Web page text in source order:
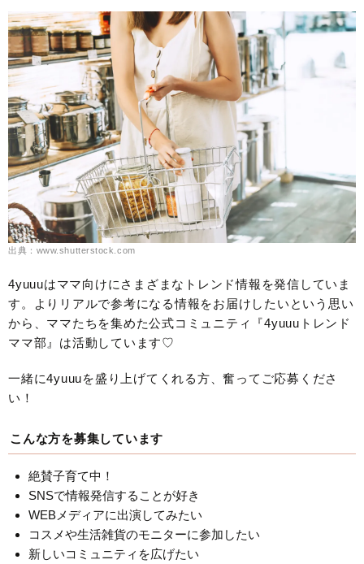
出典：www.shutterstock.com
4yuuuはママ向けにさまざまなトレンド情報を発信していま
す。よりリアルで参考になる情報をお届けしたいという思い
から、ママたちを集めた公式コミュニティ『4yuuuトレンド
ママ部』は活動しています♡
一緒に4yuuuを盛り上げてくれる方、奮ってご応募くださ
い！
こんな方を募集しています
絶賛子育て中！
SNSで情報発信することが好き
WEBメディアに出演してみたい
コスメや生活雑貨のモニターに参加したい
新しいコミュニティを広げたい